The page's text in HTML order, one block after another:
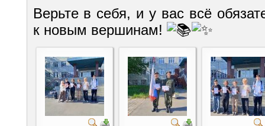
Верьте в себя, и у вас всё
к новым вершинам!